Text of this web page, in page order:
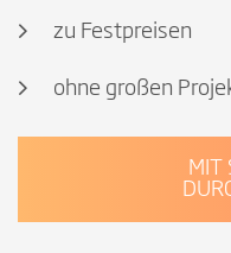
zu Festpreisen
ohne großen
MIT